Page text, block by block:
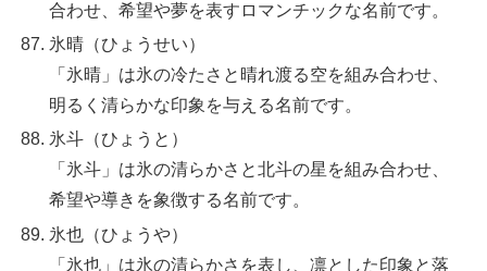
合わせ、希望や夢を表すロマンチックな名前です。
氷晴（ひょうせい）
「氷晴」は氷の冷たさと晴れ渡る空を組み合わせ、
明るく清らかな印象を与える名前です。
氷斗（ひょうと）
「氷斗」は氷の清らかさと北斗の星を組み合わせ、
希望や導きを象徴する名前です。
氷也（ひょうや）
「氷也」は氷の清らかさを表し、凛とした印象と落